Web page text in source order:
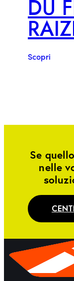
DU
Scopri
Se
nelle